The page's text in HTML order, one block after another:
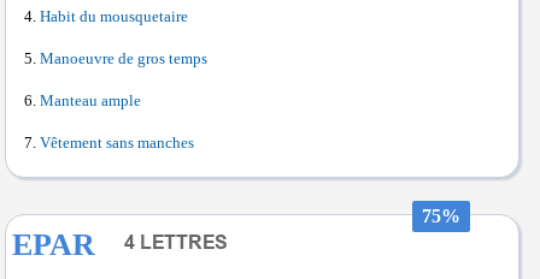
Habit du mousquetaire
Manoeuvre de gros temps
Manteau ample
Vêtement sans manches
75%
EPAR